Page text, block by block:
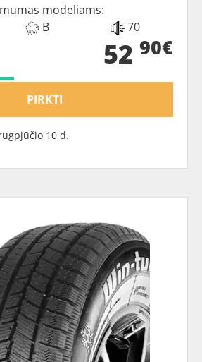
modeliams:
B 70
52 90€
PIRKTI
10 d.